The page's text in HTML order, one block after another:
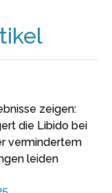
zeigen:
die Libido bei
vermindertem
leiden